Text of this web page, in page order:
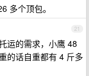
多个顶包。
21
运的需求，小鹰 48
的话自重都有 4 斤多